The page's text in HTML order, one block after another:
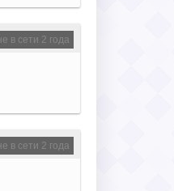
в сети 2 года
в сети 2 года